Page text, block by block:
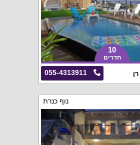
10
חדרים
055-4313911
נוף כנרת